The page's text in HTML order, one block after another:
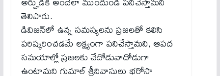
తెలిపారు.
డివిజన్‌లో ఉన్న సమస్యలను ప్రజలతో కలిసి
పరిష్కరించడమే లక్ష్యంగా పనిచేస్తామని, ఆపద
సమయాల్లో ప్రజలకు చేదోడువాదోడుగా
ఉంటామని గుమాల్ శ్రీనివాసులు భరోసా